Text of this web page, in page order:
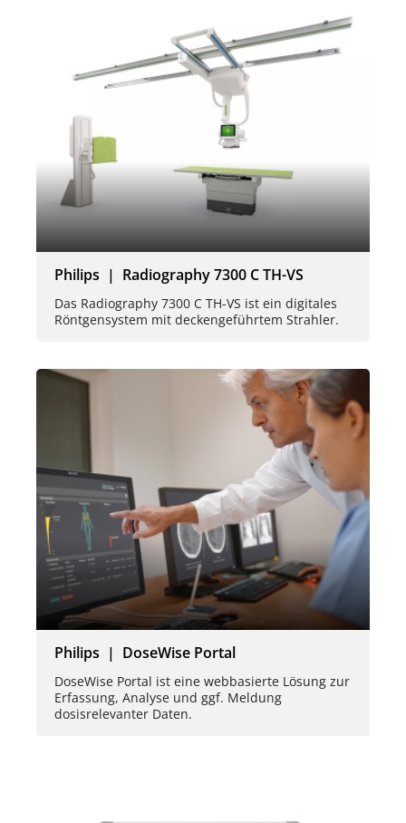
Philips | Radiography 7300 C TH-VS
Das Radiography 7300 C TH-VS ist ein digitales
Röntgensystem mit deckengeführtem Strahler.
Philips | DoseWise Portal
DoseWise Portal ist eine webbasierte Lösung zur
Erfassung, Analyse und ggf. Meldung
dosisrelevanter Daten.